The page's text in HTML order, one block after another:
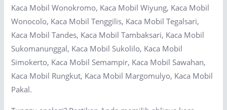
Kaca Mobil Wonokromo, Kaca Mobil Wiyung, Kaca Mobil
Wonocolo, Kaca Mobil Tenggilis, Kaca Mobil Tegalsari,
Kaca Mobil Tandes, Kaca Mobil Tambaksari, Kaca Mobil
Sukomanunggal, Kaca Mobil Sukolilo, Kaca Mobil
Simokerto, Kaca Mobil Semampir, Kaca Mobil Sawahan,
Kaca Mobil Rungkut, Kaca Mobil Margomulyo, Kaca Mobil
Pakal.